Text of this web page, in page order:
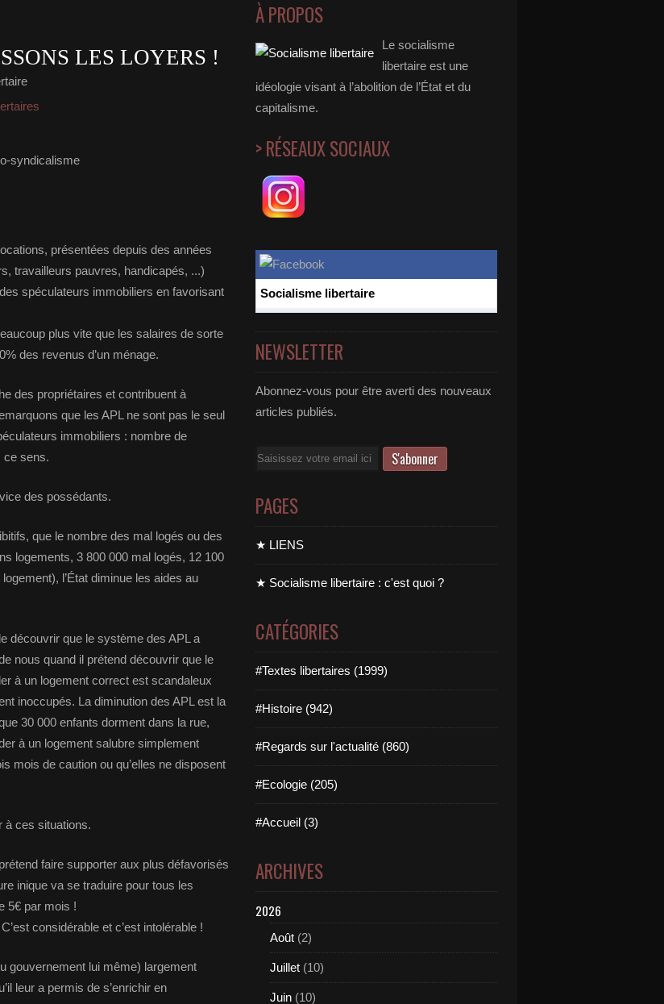
LES LOYERS !
présentées depuis des années
travailleurs pauvres, handicapés, ...)
spéculateurs immobiliers en favorisant
plus vite que les salaires de sorte
des revenus d’un ménage.
des propriétaires et contribuent à
que les APL ne sont pas le seul
immobiliers : nombre de
ce sens.
des possédants.
que le nombre des mal logés ou des
logements, 3 800 000 mal logés, 12 100
l’État diminue les aides au
découvrir que le système des APL a
nous quand il prétend découvrir que le
à un logement correct est scandaleux
inoccupés. La diminution des APL est la
30 000 enfants dorment dans la rue,
à un logement salubre simplement
mois de caution ou qu’elles ne disposent
à ces situations.
faire supporter aux plus défavorisés
inique va se traduire pour tous les
5€ par mois !
considérable et c’est intolérable !
gouvernement lui même) largement
leur a permis de s’enrichir en
À PROPOS
Le socialisme
libertaire est une
idéologie visant à l’abolition de l’État et du
capitalisme.
> RÉSEAUX SOCIAUX
Socialisme libertaire
NEWSLETTER
Abonnez-vous pour être averti des nouveaux
articles publiés.
Email
PAGES
★ LIENS
★ Socialisme libertaire : c'est quoi ?
CATÉGORIES
#Textes libertaires (1999)
#Histoire (942)
#Regards sur l'actualité (860)
#Ecologie (205)
#Accueil (3)
ARCHIVES
2026
Août (2)
Juillet (10)
Juin (10)